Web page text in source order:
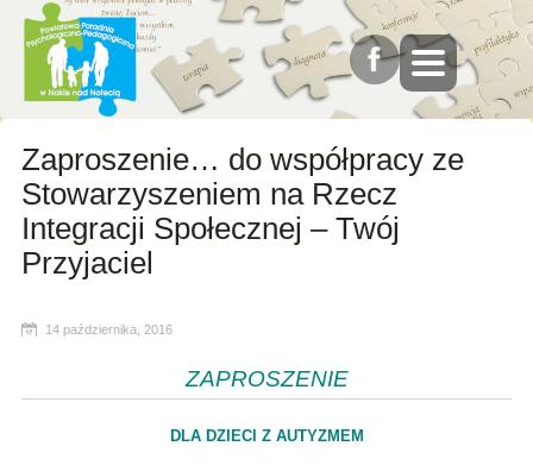
Zaproszenie… do współpracy ze
Stowarzyszeniem na Rzecz
Integracji Społecznej – Twój
Przyjaciel
14 października, 2016
ZAPROSZENIE
DLA DZIECI Z AUTYZMEM